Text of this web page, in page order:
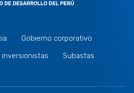
Gobierno corporativo
inversionistas
Subastas